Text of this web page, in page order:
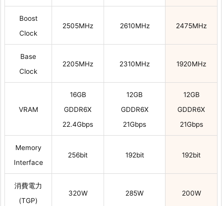
Boost
Clock
2505MHz 2610MHz 2475MHz
Base
Clock
2205MHz 2310MHz 1920MHz
VRAM
16GB
GDDR6X
22.4Gbps
12GB
GDDR6X
21Gbps
12GB
GDDR6X
21Gbps
Memory
Interface
256bit 192bit 192bit
消費電力
(TGP)
320W 285W 200W